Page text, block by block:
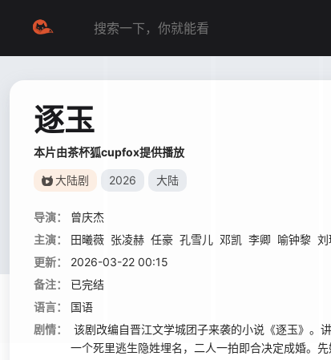
逐玉
本片由茶杯狐cupfox提供播放
大陆剧 2026 大陆
导演：
曾庆杰
主演：
田曦薇 张凌赫 任豪 孔雪儿 邓凯 李卿 喻钟黎 刘
更新：
2026-03-22 00:15
备注：
已完结
语言：
国语
剧情：
该剧改编自晋江文学城团子来袭的小说《逐玉》。
一个死里逃生隐姓埋名，二人一拍即合决定成婚。